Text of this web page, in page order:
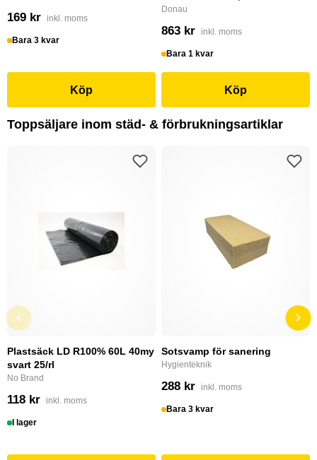
169 kr inkl. moms
Bara 3 kvar
Köp
Donau
863 kr inkl. moms
Bara 1 kvar
Köp
Toppsäljare inom städ- & förbrukningsartiklar
Plastsäck LD R100% 60L 40my
svart 25/rl
No Brand
118 kr inkl. moms
I lager
Sotsvamp för sanering
Hygienteknik
288 kr inkl. moms
Bara 3 kvar